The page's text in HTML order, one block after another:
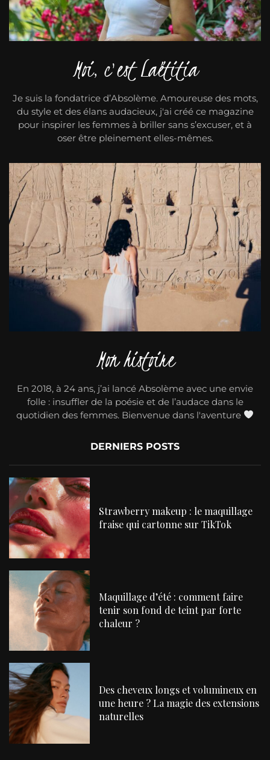
Moi, c'est Laëtitia
Je suis la fondatrice d’Absolème. Amoureuse des mots,
du style et des élans audacieux, j'ai créé ce magazine
pour inspirer les femmes à briller sans s’excuser, et à
oser être pleinement elles-mêmes.
Mon histoire
En 2018, à 24 ans, j’ai lancé Absolème avec une envie
folle : insuffler de la poésie et de l’audace dans le
quotidien des femmes. Bienvenue dans l'aventure
DERNIERS POSTS
Strawberry makeup : le maquillage
fraise qui cartonne sur TikTok
Maquillage d’été : comment faire
tenir son fond de teint par forte
chaleur ?
Des cheveux longs et volumineux en
une heure ? La magie des extensions
naturelles